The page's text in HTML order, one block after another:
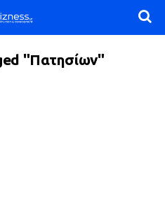
"Πατησίων"